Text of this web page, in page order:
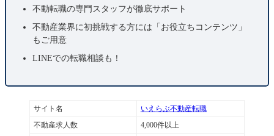
不動転職の専門スタッフが徹底サポート
不動産業界に初挑戦する方には「お役立ちコンテンツ」
もご用意
LINEでの転職相談も！
サイト名 いえらぶ不動産転職
不動産求人数 4,000件以上